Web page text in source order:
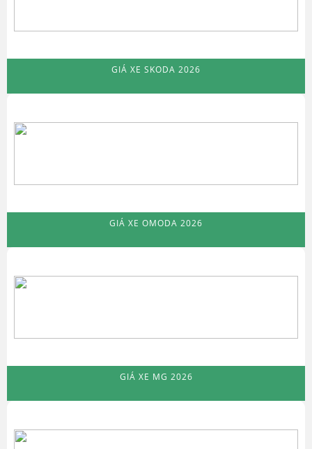
GIÁ XE SKODA 2026
GIÁ XE OMODA 2026
GIÁ XE MG 2026